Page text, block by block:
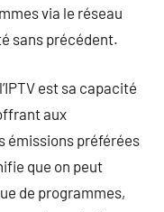
via le réseau
sans précédent.
est sa capacité
aux
émissions préférées
que on peut
de programmes,